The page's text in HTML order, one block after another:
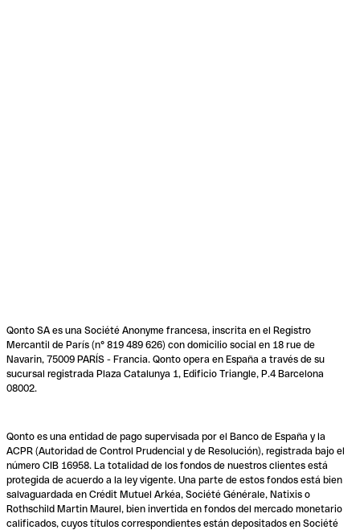
Qonto SA es una Société Anonyme francesa, inscrita en el Registro
Mercantil de París (n° 819 489 626) con domicilio social en 18 rue de
Navarin, 75009 PARÍS - Francia. Qonto opera en España a través de su
sucursal registrada Plaza Catalunya 1, Edificio Triangle, P.4 Barcelona
08002.
Qonto es una entidad de pago supervisada por el Banco de España y la
ACPR (Autoridad de Control Prudencial y de Resolución), registrada bajo el
número CIB 16958. La totalidad de los fondos de nuestros clientes está
protegida de acuerdo a la ley vigente. Una parte de estos fondos está bien
salvaguardada en Crédit Mutuel Arkéa, Société Générale, Natixis o
Rothschild Martin Maurel, bien invertida en fondos del mercado monetario
calificados, cuyos títulos correspondientes están depositados en Société